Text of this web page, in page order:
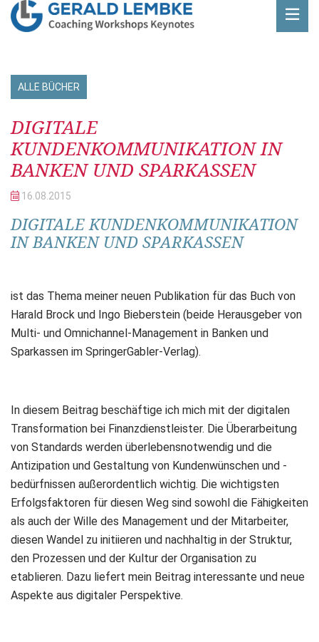
ALLE BÜCHER
DIGITALE
KUNDENKOMMUNIKATION IN
BANKEN UND SPARKASSEN
16.08. 2015
DIGITALE KUNDENKOMMUNIKATION
IN BANKEN UND SPARKASSEN
ist das Thema meiner neuen Publikation für das Buch von
Harald Brock und Ingo Bieberstein (beide Herausgeber von
Multi- und Omnichannel-Management in Banken und
Sparkassen im SpringerGabler-Verlag).
In diesem Beitrag beschäftige ich mich mit der digitalen
Transformation bei Finanzdienstleister. Die Überarbeitung
von Standards werden überlebensnotwendig und die
Antizipation und Gestaltung von Kundenwünschen und -
bedürfnissen außerordentlich wichtig. Die wichtigsten
Erfolgsfaktoren für diesen Weg sind sowohl die Fähigkeiten
als auch der Wille des Management und der Mitarbeiter,
diesen Wandel zu initiieren und nachhaltig in der Struktur,
den Prozessen und der Kultur der Organisation zu
etablieren. Dazu liefert mein Beitrag interessante und neue
Aspekte aus digitaler Perspektive.